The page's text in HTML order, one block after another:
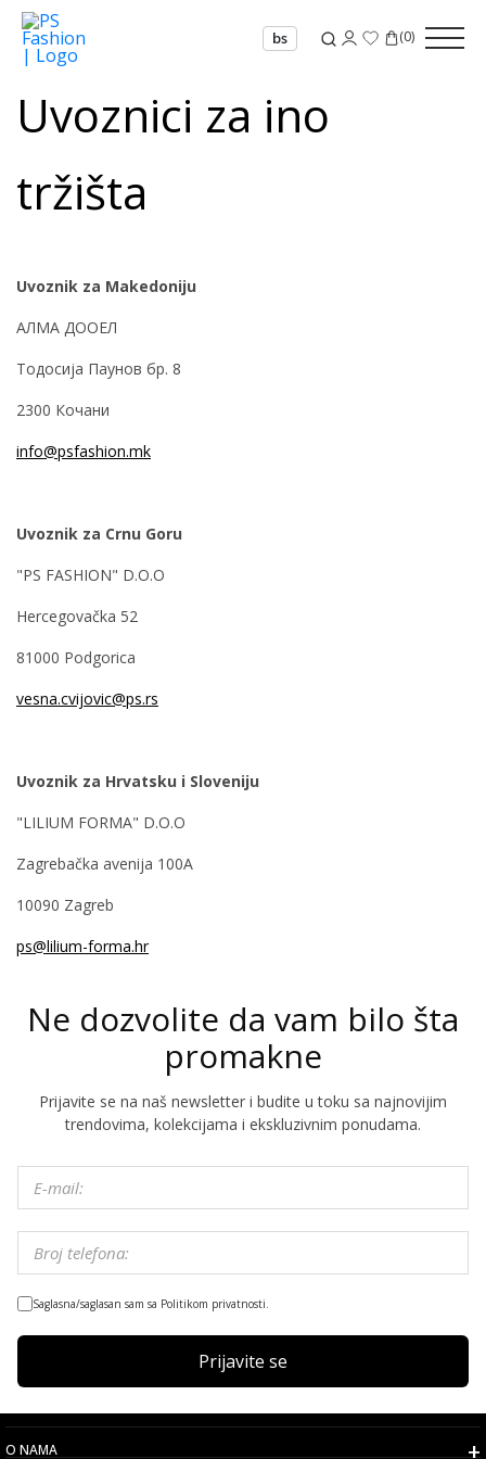
bs (0)
Uvoznici za ino
tržišta
Uvoznik za Makedoniju
АЛМА ДООЕЛ
Тодосија Паунов бр. 8
2300 Кочани
info@psfashion.mk
Uvoznik za Crnu Goru
"PS FASHION" D.O.O
Hercegovačka 52
81000 Podgorica
vesna.cvijovic@ps.rs
Uvoznik za Hrvatsku i Sloveniju
"LILIUM FORMA" D.O.O
Zagrebačka avenija 100A
10090 Zagreb
ps@lilium-forma.hr
Ne dozvolite da vam bilo šta
promakne
Prijavite se na naš newsletter i budite u toku sa najnovijim
trendovima, kolekcijama i ekskluzivnim ponudama.
Saglasna/saglasan sam sa Politikom privatnosti.
Prijavite se
O NAMA